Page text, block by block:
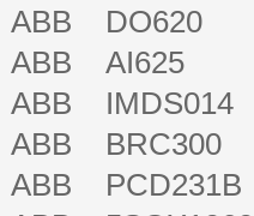
ABB DO620
ABB AI625
ABB IMDS014
ABB BRC300
ABB